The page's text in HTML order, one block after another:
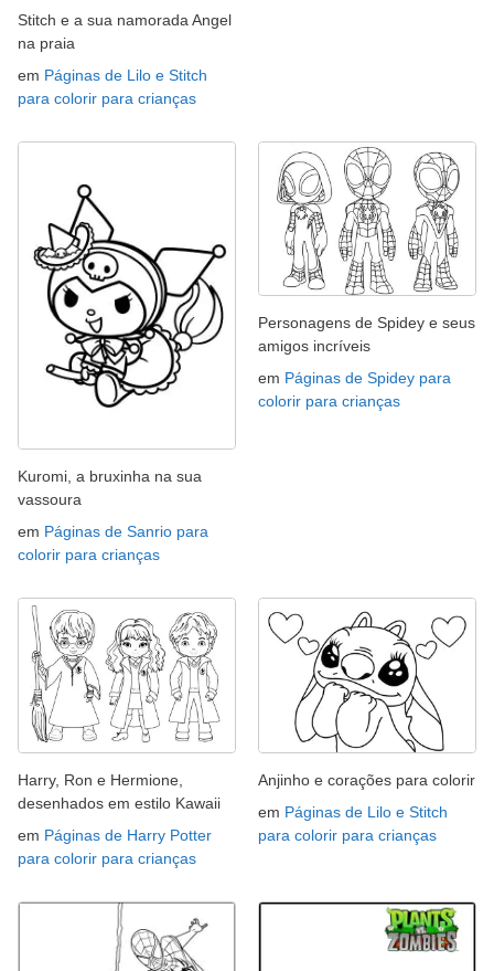
Stitch e a sua namorada Angel
na praia
em Páginas de Lilo e Stitch
para colorir para crianças
Kuromi, a bruxinha na sua
vassoura
em Páginas de Sanrio para
colorir para crianças
Personagens de Spidey e seus
amigos incríveis
em Páginas de Spidey para
colorir para crianças
Harry, Ron e Hermione,
desenhados em estilo Kawaii
em Páginas de Harry Potter
para colorir para crianças
Anjinho e corações para colorir
em Páginas de Lilo e Stitch
para colorir para crianças